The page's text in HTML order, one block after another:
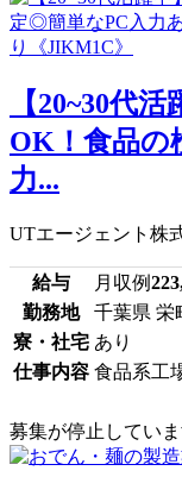
【20~30代
OK！食品の
力...
UTエージェント株
給与 月収例
勤務地
千葉県 栄
寮・社宅 あり
仕事内容 食品系工
募集が停止してい